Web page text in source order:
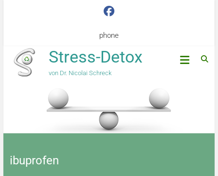
phone
Stress-Detox
von Dr. Nicolai Schreck
ibuprofen